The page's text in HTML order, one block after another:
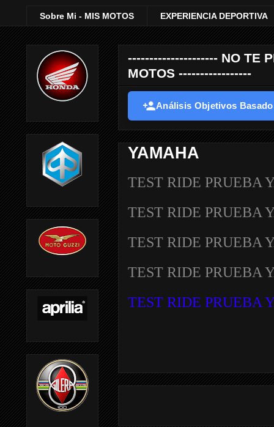
Sobre Mi - MIS MOTOS EXPERIENCIA DEPORTIVA
--------------------- NO TE
MOTOS -----------------
Análisis Objetivos
YAMAHA
TEST RIDE PRUEBA
TEST RIDE PRUEBA
TEST RIDE PRUEBA
TEST RIDE PRUEBA
TEST RIDE PRUEBA